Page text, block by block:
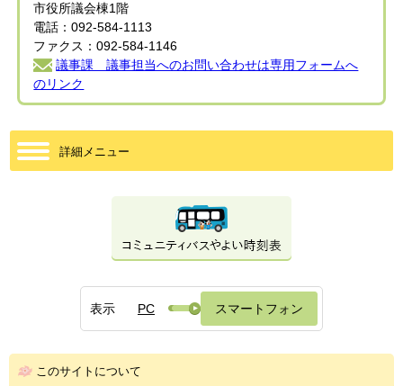
市役所議会棟1階
電話：092-584-1113
ファクス：092-584-1146
議事課 議事担当へのお問い合わせは専用フォームへ
のリンク
詳細メニュー
表示 PC スマートフォン
このサイトについて